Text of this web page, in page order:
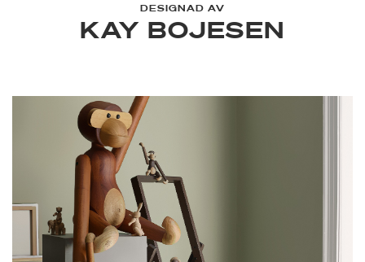
DESIGNAD AV
KAY BOJESEN